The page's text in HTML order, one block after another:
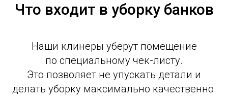
Что входит в уборку банков
Наши клинеры уберут помещение
по специальному чек-листу.
Это позволяет не упускать детали и
делать уборку максимально качественно.